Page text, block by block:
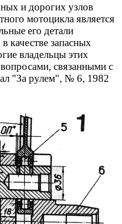
и дорогих узлов
мотоцикла является
его детали
качестве запасных
владельцы этих
связанными с
"За рулем", № 6, 1982